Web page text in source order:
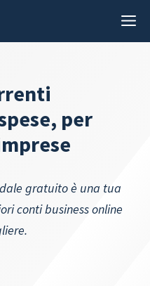
per
gratuito è una tua
conti business online